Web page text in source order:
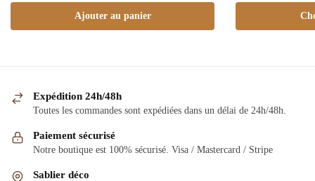
Ajouter au panier
Expédition 24h/48h
Toutes les commandes sont expédiées dans un délai de 24h/48h.
Paiement sécurisé
Notre boutique est 100% sécurisé. Visa / Mastercard / Stripe
Sablier déco